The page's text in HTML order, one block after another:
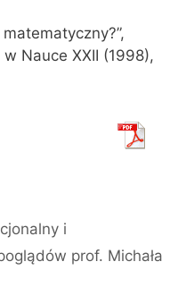
Nauce XXII (1998),
i
prof. Michała